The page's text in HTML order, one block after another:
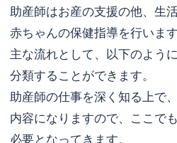
助産師はお産の支援の他、生
赤ちゃんの保健指導を行います
主な流れとして、以下のよう
分類することができます。
助産師の仕事を深く知る上で
内容になりますので、ここで
必要となってきます。